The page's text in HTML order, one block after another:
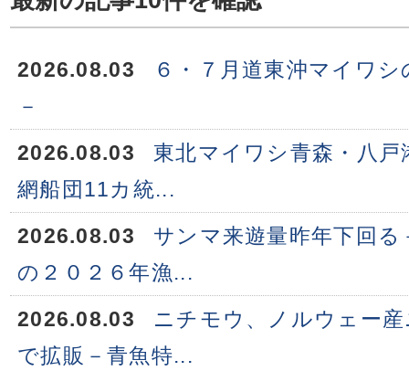
2026.08.03
６・７月道東沖マイワ
－
2026.08.03
東北マイワシ青森・八
網船団11カ統...
2026.08.03
サンマ来遊量昨年下回
の２０２６年漁...
2026.08.03
ニチモウ、ノルウェー
で拡販－青魚特...